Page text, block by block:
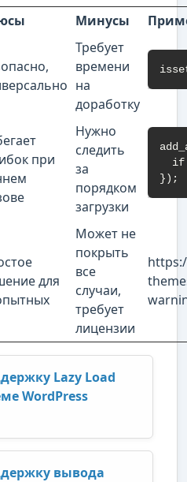
Минусы
Требует
времени
на
доработку
при
Нужно
следить
за
порядком
загрузки
if
});
для
Может не
покрыть
все
случаи,
требует
лицензии
Lazy Load
WordPress
вывода